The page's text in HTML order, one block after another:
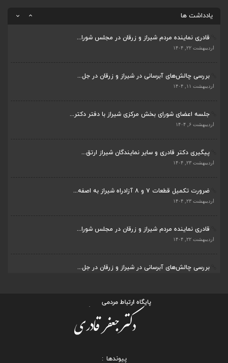
یادداشت ها
بررسی چالش‌های آبرسانی در شیراز و زرقان در جل...
اردیبهشت ۱۱, ۱۴۰۴
جلسه اعضای شورای بخش مرکزی شیراز با دفتر دکتر...
اردیبهشت ۶, ۱۴۰۴
پیگیری دکتر قادری و سایر نمایندگان شیراز ارتق...
اردیبهشت ۲۳, ۱۴۰۴
ضرورت تکمیل قطعات ۷ و ۸ آزادراه شیراز به اصفه...
اردیبهشت ۲۳, ۱۴۰۴
قادری نماینده مردم شیراز و زرقان در مجلس شورا...
اردیبهشت ۲۲, ۱۴۰۴
بررسی چالش‌های آبرسانی در شیراز و زرقان در جل...
اردیبهشت ۱۱, ۱۴۰۴
پیوندها